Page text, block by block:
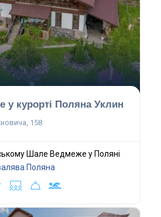
курорті Поляна Уклин
158
Шале Ведмеже у Поляні
Поляна